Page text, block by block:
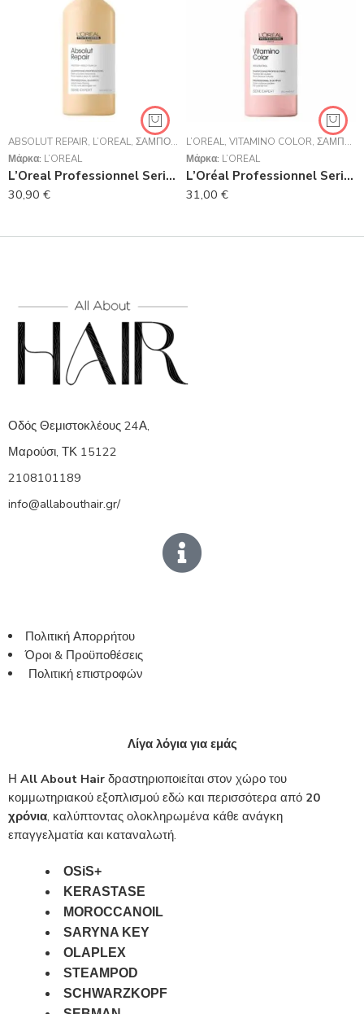
ABSOLUT REPAIR, L’ORÉAL, ΣΑΜΠΟΥΆΝ
Μάρκα: L’ORÉAL
L’Oreal Professionnel Serie Expert Absolut Repair Shampoo Για Ταλαιπωρημένα Μαλλιά 1500ml
30,90 €
L’ORÉAL, VITAMINO COLOR, ΣΑΜΠΟΥΆΝ
Μάρκα: L’ORÉAL
L’Oréal Professionnel Serie Expert Vitamino Color Shampoo 1500ml
31,00 €
Οδός Θεμιστοκλέους 24Α,
Μαρούσι, ΤΚ 15122
2108101189
info@allabouthair.gr/
Πολιτική Απορρήτου
Όροι & Προϋποθέσεις
Πολιτική επιστροφών
Λίγα λόγια για εμάς
Η All About Hair δραστηριοποιείται στον χώρο του
κομμωτηριακού εξοπλισμού εδώ και περισσότερα από 20
χρόνια, καλύπτοντας ολοκληρωμένα κάθε ανάγκη
επαγγελματία και καταναλωτή.
OSiS+
KERASTASE
MOROCCANOIL
SARYNA KEY
OLAPLEX
STEAMPOD
SCHWARZKOPF